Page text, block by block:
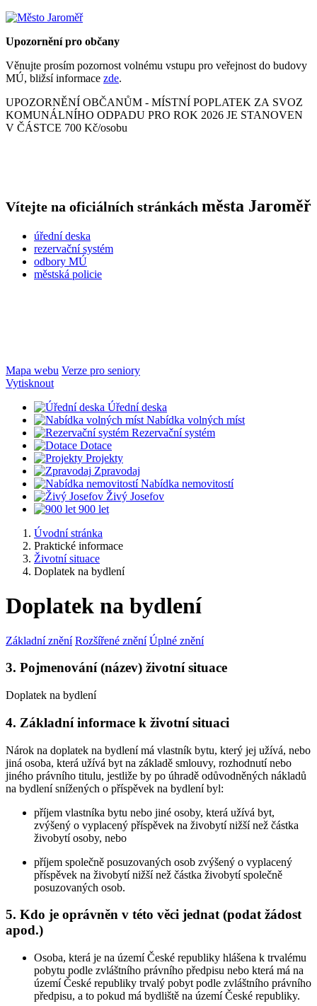
Upozornění pro občany
Věnujte prosím pozornost volnému vstupu pro veřejnost do budovy
MÚ, bližsí informace zde.
UPOZORNĚNÍ OBČANŮM - MÍSTNÍ POPLATEK ZA SVOZ
KOMUNÁLNÍHO ODPADU PRO ROK 2026 JE STANOVEN
V ČÁSTCE 700 Kč/osobu
Vítejte na oficiálních stránkách města Jaroměř
úřední deska
rezervační systém
odbory MÚ
městská policie
Mapa webu Verze pro seniory
Vytisknout
Úřední deska
Nabídka volných míst
Rezervační systém
Dotace
Projekty
Zpravodaj
Nabídka nemovitostí
Živý Josefov
900 let
Úvodní stránka
Praktické informace
Životní situace
Doplatek na bydlení
Doplatek na bydlení
Základní znění Rozšířené znění Úplné znění
3. Pojmenování (název) životní situace
Doplatek na bydlení
4. Základní informace k životní situaci
Nárok na doplatek na bydlení má vlastník bytu, který jej užívá, nebo
jiná osoba, která užívá byt na základě smlouvy, rozhodnutí nebo
jiného právního titulu, jestliže by po úhradě odůvodněných nákladů
na bydlení snížených o příspěvek na bydlení byl:
příjem vlastníka bytu nebo jiné osoby, která užívá byt,
zvýšený o vyplacený příspěvek na živobytí nižší než částka
živobytí osoby, nebo
příjem společně posuzovaných osob zvýšený o vyplacený
příspěvek na živobytí nižší než částka živobytí společně
posuzovaných osob.
5. Kdo je oprávněn v této věci jednat (podat žádost
apod.)
Osoba, která je na území České republiky hlášena k trvalému
pobytu podle zvláštního právního předpisu nebo která má na
území České republiky trvalý pobyt podle zvláštního právního
předpisu, a to pokud má bydliště na území České republiky.